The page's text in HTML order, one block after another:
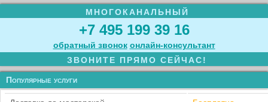
МНОГОКАНАЛЬНЫЙ
+7 495 199 39 16
обратный звонок онлайн‑консультант
ЗВОНИТЕ ПРЯМО СЕЙЧАС!
Популярные услуги